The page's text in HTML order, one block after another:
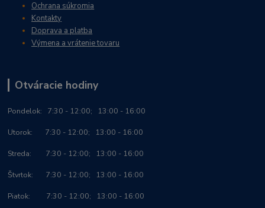
Ochrana súkromia
Kontakty
Doprava a platba
Výmena a vrátenie tovaru
Otváracie hodiny
Pondelok: 7:30 - 12:00; 13:00 - 16:00
Utorok: 7:30 - 12:00; 13:00 - 16:00
Streda: 7:30 - 12:00; 13:00 - 16:00
Štvrtok: 7:30 - 12:00; 13:00 - 16:00
Piatok: 7:30 - 12:00; 13:00 - 16:00